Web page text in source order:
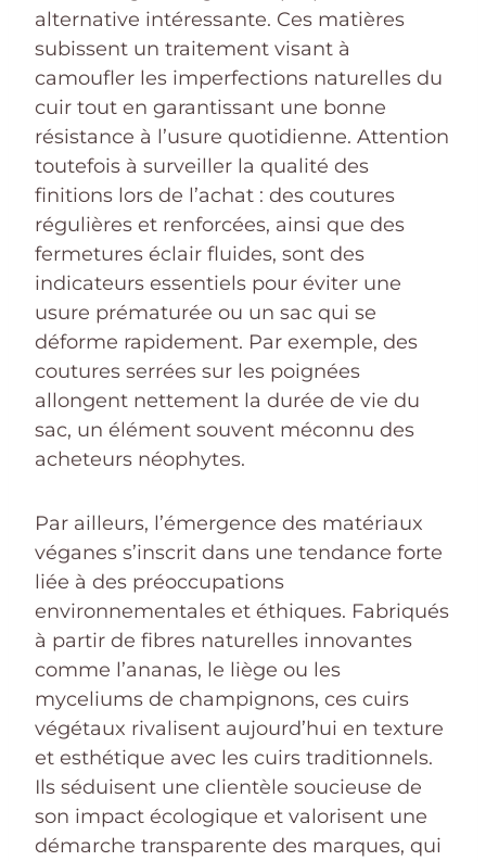
alternative intéressante. Ces matières
subissent un traitement visant à
camoufler les imperfections naturelles du
cuir tout en garantissant une bonne
résistance à l’usure quotidienne. Attention
toutefois à surveiller la qualité des
finitions lors de l’achat : des coutures
régulières et renforcées, ainsi que des
fermetures éclair fluides, sont des
indicateurs essentiels pour éviter une
usure prématurée ou un sac qui se
déforme rapidement. Par exemple, des
coutures serrées sur les poignées
allongent nettement la durée de vie du
sac, un élément souvent méconnu des
acheteurs néophytes.
Par ailleurs, l’émergence des matériaux
véganes s’inscrit dans une tendance forte
liée à des préoccupations
environnementales et éthiques. Fabriqués
à partir de fibres naturelles innovantes
comme l’ananas, le liège ou les
myceliums de champignons, ces cuirs
végétaux rivalisent aujourd’hui en texture
et esthétique avec les cuirs traditionnels.
Ils séduisent une clientèle soucieuse de
son impact écologique et valorisent une
démarche transparente des marques, qui